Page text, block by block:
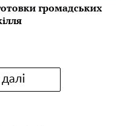
громадських